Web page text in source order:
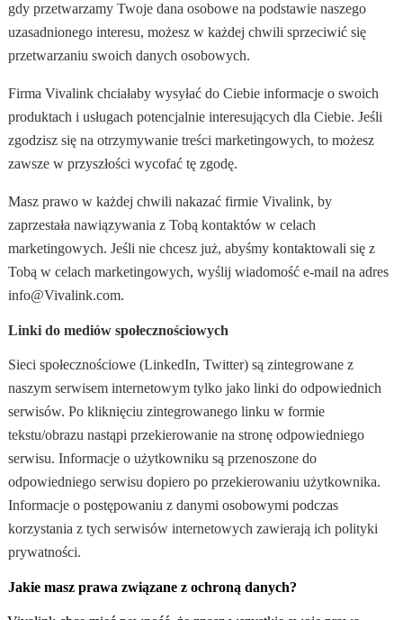
gdy przetwarzamy Twoje dana osobowe na podstawie naszego
uzasadnionego interesu, możesz w każdej chwili sprzeciwić się
przetwarzaniu swoich danych osobowych.
Firma Vivalink chciałaby wysyłać do Ciebie informacje o swoich
produktach i usługach potencjalnie interesujących dla Ciebie. Jeśli
zgodzisz się na otrzymywanie treści marketingowych, to możesz
zawsze w przyszłości wycofać tę zgodę.
Masz prawo w każdej chwili nakazać firmie Vivalink, by
zaprzestała nawiązywania z Tobą kontaktów w celach
marketingowych. Jeśli nie chcesz już, abyśmy kontaktowali się z
Tobą w celach marketingowych, wyślij wiadomość e-mail na adres
info@Vivalink.com.
Linki do mediów społecznościowych
Sieci społecznościowe (LinkedIn, Twitter) są zintegrowane z
naszym serwisem internetowym tylko jako linki do odpowiednich
serwisów. Po kliknięciu zintegrowanego linku w formie
tekstu/obrazu nastąpi przekierowanie na stronę odpowiedniego
serwisu. Informacje o użytkowniku są przenoszone do
odpowiedniego serwisu dopiero po przekierowaniu użytkownika.
Informacje o postępowaniu z danymi osobowymi podczas
korzystania z tych serwisów internetowych zawierają ich polityki
prywatności.
Jakie masz prawa związane z ochroną danych?